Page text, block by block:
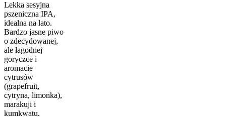
Lekka sesyjna
pszeniczna IPA,
idealna na lato.
Bardzo jasne piwo
o zdecydowanej,
ale łagodnej
goryczce i
aromacie
cytrusów
(grapefruit,
cytryna, limonka),
marakuji i
kumkwatu.